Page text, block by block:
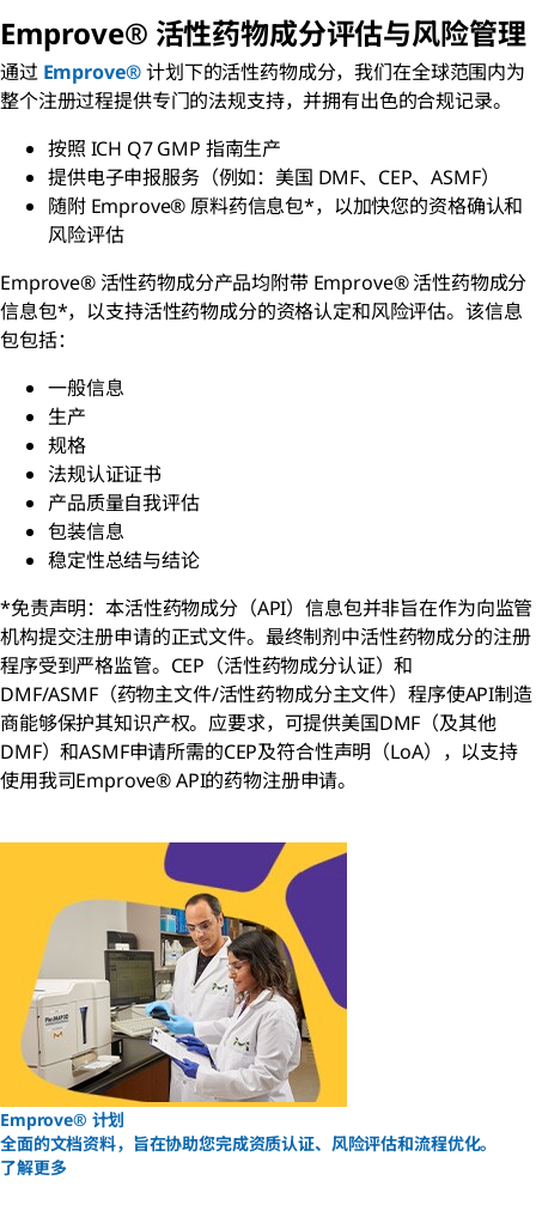
Emprove® 活性药物成分评估与风险管理
通过 Emprove®计划下的活性药物成分，我们在全球范围内为
整个注册过程提供专门的法规支持，并拥有出色的合规记录。
按照 ICH Q7 GMP 指南生产
提供电子申报服务（例如：美国 DMF、CEP、ASMF）
随附 Emprove® 原料药信息包*，以加快您的资格确认和
风险评估
Emprove® 活性药物成分产品均附带 Emprove® 活性药物成分
信息包*，以支持活性药物成分的资格认定和风险评估。该信息
包包括：
一般信息
生产
规格
法规认证证书
产品质量自我评估
包装信息
稳定性总结与结论
*免责声明：本活性药物成分（API）信息包并非旨在作为向监管
机构提交注册申请的正式文件。最终制剂中活性药物成分的注册
程序受到严格监管。CEP（活性药物成分认证）和
DMF/ASMF（药物主文件/活性药物成分主文件）程序使API制造
商能够保护其知识产权。应要求，可提供美国DMF（及其他
DMF）和ASMF申请所需的CEP及符合性声明（LoA），以支持
使用我司Emprove® API的药物注册申请。
Emprove® 计划
全面的文档资料，旨在协助您完成资质认证、风险评估和流程优化。
了解更多